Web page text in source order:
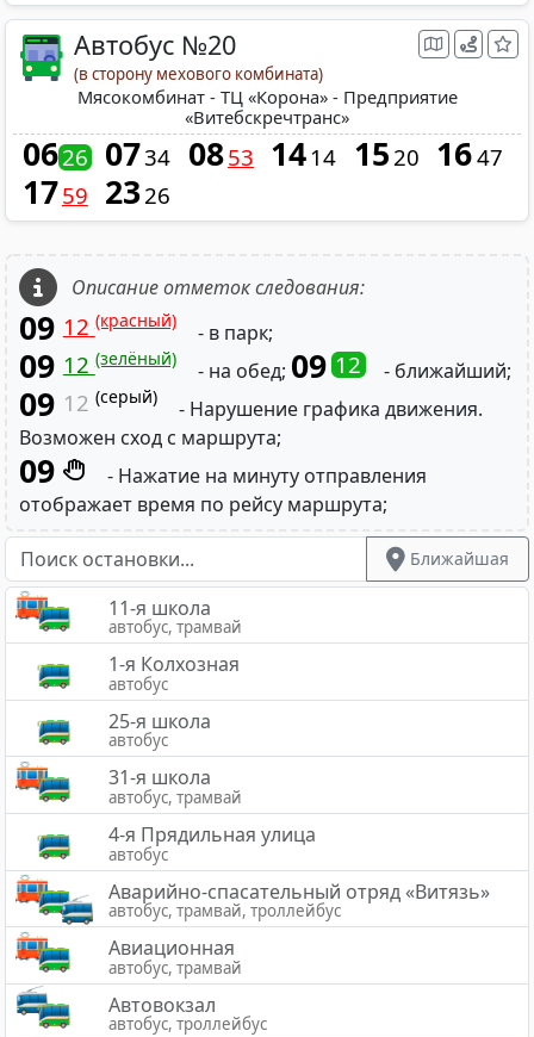
Ближайшая
11-я школа
автобус, трамвай
1-я Колхозная
автобус
25-я школа
автобус
31-я школа
автобус, трамвай
4-я Прядильная улица
автобус
Аварийно-спасательный отряд «Витязь»
автобус, трамвай, троллейбус
Авиационная
автобус, трамвай
Автовокзал
автобус, троллейбус
Автобус №20
(в сторону мехового комбината)
Мясокомбинат - ТЦ «Корона» - Предприятие
«Витебскречтранс»
0626 0734 0853 14 14 1520 1647
1759 2326
Описание отметок следования:
09 12(красный) - в парк;
09 12(зелёный) - на обед; 09 12 - ближайший;
09 12 (серый)
- Нарушение графика движения.
Возможен сход с маршрута;
09
- Нажатие на минуту отправления
отображает время по рейсу маршрута;